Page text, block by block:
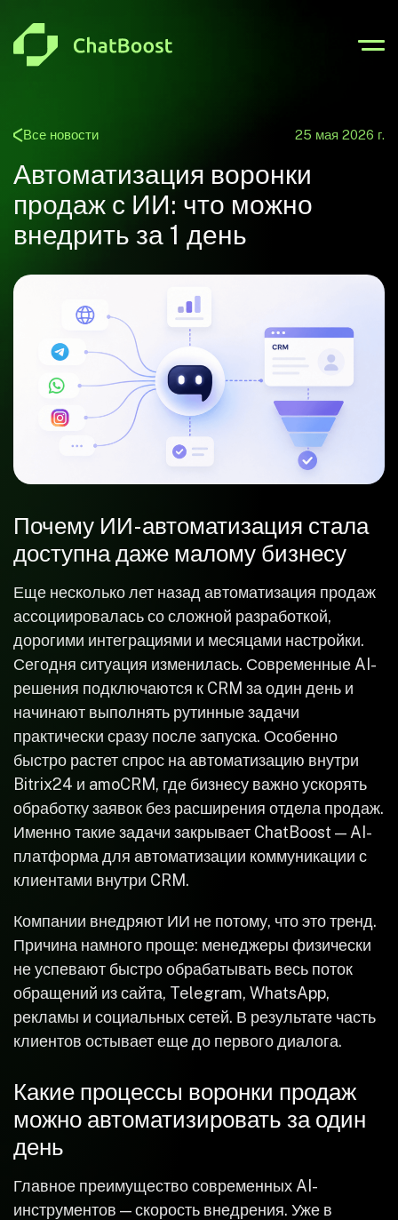
Все новости 25 мая 2026 г.
Автоматизация воронки
продаж с ИИ: что можно
внедрить за 1 день
Почему ИИ-автоматизация стала
доступна даже малому бизнесу
Еще несколько лет назад автоматизация продаж
ассоциировалась со сложной разработкой,
дорогими интеграциями и месяцами настройки.
Сегодня ситуация изменилась. Современные AI-
решения подключаются к CRM за один день и
начинают выполнять рутинные задачи
практически сразу после запуска. Особенно
быстро растет спрос на автоматизацию внутри
Bitrix24 и amoCRM, где бизнесу важно ускорять
обработку заявок без расширения отдела продаж.
Именно такие задачи закрывает ChatBoost — AI-
платформа для автоматизации коммуникации с
клиентами внутри CRM.
Компании внедряют ИИ не потому, что это тренд.
Причина намного проще: менеджеры физически
не успевают быстро обрабатывать весь поток
обращений из сайта, Telegram, WhatsApp,
рекламы и социальных сетей. В результате часть
клиентов остывает еще до первого диалога.
Какие процессы воронки продаж
можно автоматизировать за один
день
Главное преимущество современных AI-
инструментов — скорость внедрения. Уже в
Ваше имя
Введите телефон
Связаться со мной в Telegram
Отправить
Нажимая на кнопку «Отправить», вы даетесогласие